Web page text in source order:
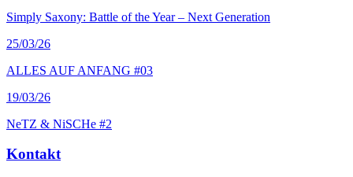
Simply Saxony: Battle of the Year – Next Generation
25/03/26
ALLES AUF ANFANG #03
19/03/26
NeTZ & NiSCHe #2
Kontakt